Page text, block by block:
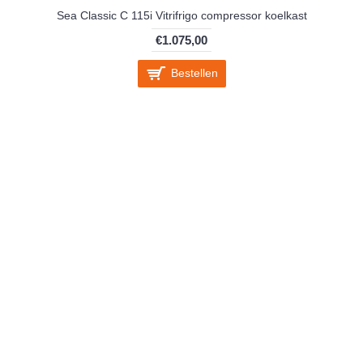
Sea Classic C 115i Vitrifrigo compressor koelkast
€1.075,00
Bestellen